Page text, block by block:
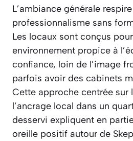
L’ambiance générale
professionnalisme sans
Les locaux sont conçus
environnement propice à
confiance, loin de l’image
parfois avoir des cabinets
Cette approche centrée sur
l’ancrage local dans un
desservi expliquent en
oreille positif autour de